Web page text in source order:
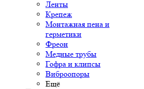
Ленты
Крепеж
Монтажная пена и
герметики
Фреон
Медные трубы
Гофра и клипсы
Виброопоры
Ещё